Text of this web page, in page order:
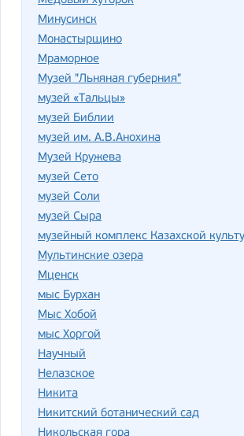
Минусинск
Монастырщино
Мраморное
Музей "Льняная губерния"
музей «Тальцы»
музей Библии
музей им. А.В.Анохина
Музей Кружева
музей Сето
музей Соли
музей Сыра
музейный комплекс Казахской
Мультинские озера
Мценск
мыс Бурхан
Мыс Хобой
мыс Хоргой
Научный
Нелазское
Никита
Никитский ботанический сад
Никольская гора